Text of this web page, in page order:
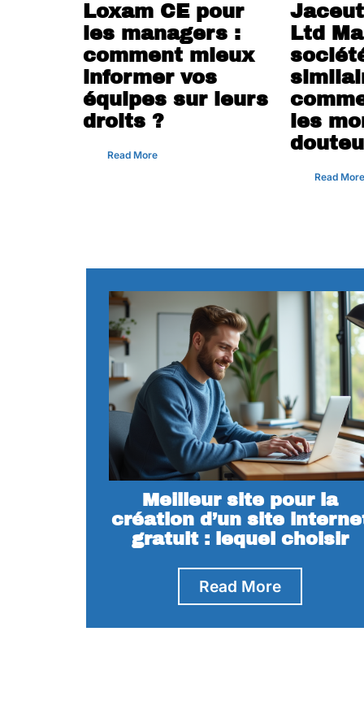
Loxam CE pour
les managers :
comment mieux
informer vos
équipes sur leurs
droits ?
Read More
Ltd
les
Read
Meilleur site pour la
création d’un site
gratuit : lequel choisir
Read More